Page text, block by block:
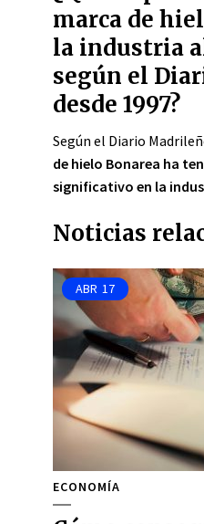
marca de
la industria
según el
desde 1997?
Según el Diario
de hielo Bonarea ha
significativo en la
Noticias
ABR 17
ECONOMÍA